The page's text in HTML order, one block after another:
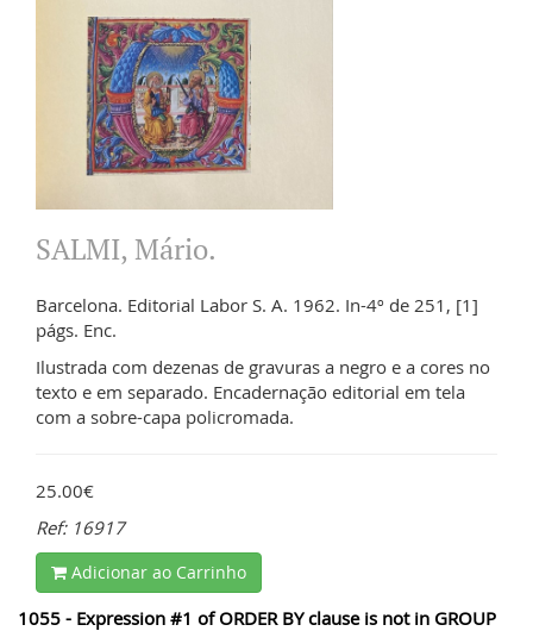
SALMI, Mário.
Barcelona. Editorial Labor S. A. 1962. In-4º de 251, [1]
págs. Enc.
Ilustrada com dezenas de gravuras a negro e a cores no
texto e em separado. Encadernação editorial em tela
com a sobre-capa policromada.
25.00€
Ref: 16917
Adicionar ao Carrinho
1055 - Expression #1 of ORDER BY clause is not in GROUP